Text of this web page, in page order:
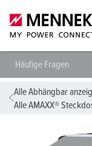
Häufige Fragen
Alle Abhängbar
Alle AMAXX®